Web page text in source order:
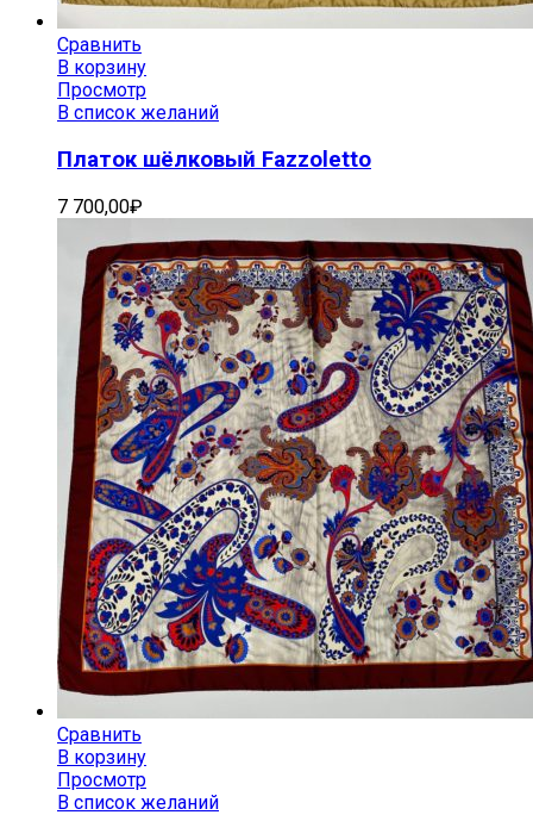
Сравнить
В корзину
Просмотр
В список желаний
Платок шёлковый Fazzoletto
7 700,00₽
Сравнить
В корзину
Просмотр
В список желаний